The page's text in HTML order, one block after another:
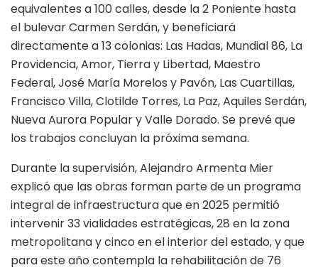
equivalentes a 100 calles, desde la 2 Poniente hasta
el bulevar Carmen Serdán, y beneficiará
directamente a 13 colonias: Las Hadas, Mundial 86, La
Providencia, Amor, Tierra y Libertad, Maestro
Federal, José María Morelos y Pavón, Las Cuartillas,
Francisco Villa, Clotilde Torres, La Paz, Aquiles Serdán,
Nueva Aurora Popular y Valle Dorado. Se prevé que
los trabajos concluyan la próxima semana.
Durante la supervisión, Alejandro Armenta Mier
explicó que las obras forman parte de un programa
integral de infraestructura que en 2025 permitió
intervenir 33 vialidades estratégicas, 28 en la zona
metropolitana y cinco en el interior del estado, y que
para este año contempla la rehabilitación de 76